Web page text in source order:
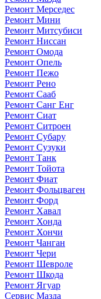
Ремонт Мерседес
Ремонт Мини
Ремонт Митсубиси
Ремонт Ниссан
Ремонт Омода
Ремонт Опель
Ремонт Пежо
Ремонт Рено
Ремонт Сааб
Ремонт Санг Енг
Ремонт Сиат
Ремонт Ситроен
Ремонт Субару
Ремонт Сузуки
Ремонт Танк
Ремонт Тойота
Ремонт Фиат
Ремонт Фольцваген
Ремонт Форд
Ремонт Хавал
Ремонт Хонда
Ремонт Хончи
Ремонт Чанган
Ремонт Чери
Ремонт Шевроле
Ремонт Шкода
Ремонт Ягуар
Сервис Мазда